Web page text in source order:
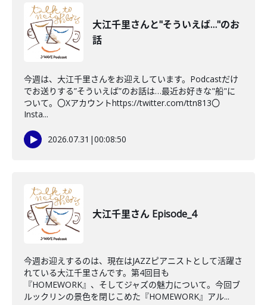
大江千里さんと"そういえば…"のお
話
今週は、大江千里さんをお迎えしています。Podcastだけ
でお送りする”そういえば”のお話は…最近お好きな"船"に
ついて。〇Xアカウントhttps://twitter.com/ttn813〇
Insta...
2026.07.31 |00:08:50
大江千里さん Episode_4
今週お迎えするのは、現在はJAZZピアニストとして活躍さ
れている大江千里さんです。第4回目も
『HOMEWORK』、そしてジャズの魅力について。今回ブ
ルックリンの景色を閉じこめた『HOMEWORK』アル...